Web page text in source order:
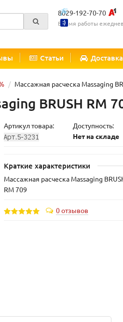
8029-192-70-70
Время работы
Статьи Доставка
Массажная расческа Massaging
BRUSH RM
Артикул товара:
Доступность:
Нет на складе
Краткие характеристики
Массажная расческа Massaging
RM 709
0 отзывов